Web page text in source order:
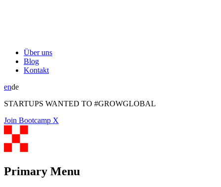
Über uns
Blog
Kontakt
ende
STARTUPS WANTED TO #GROWGLOBAL
Join Bootcamp X
Primary Menu